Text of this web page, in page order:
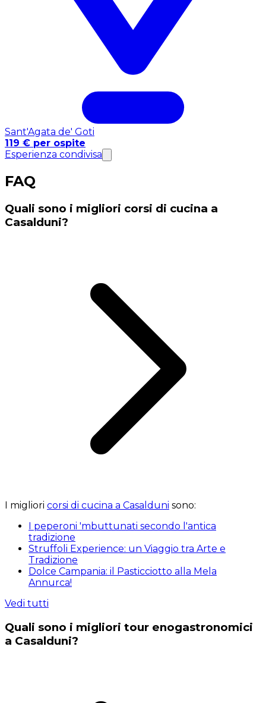
Sant'Agata de' Goti
119 € per ospite
Esperienza condivisa
FAQ
Quali sono i migliori corsi di cucina a
Casalduni?
I migliori corsi di cucina a Casalduni sono:
I peperoni 'mbuttunati secondo l'antica
tradizione
Struffoli Experience: un Viaggio tra Arte e
Tradizione
Dolce Campania: il Pasticciotto alla Mela
Annurca!
Vedi tutti
Quali sono i migliori tour enogastronomici
a Casalduni?